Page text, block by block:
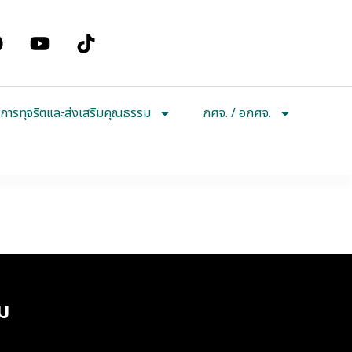
ารทุจริตและส่งเสริมคุณธรรม กศจ. / อกศจ.